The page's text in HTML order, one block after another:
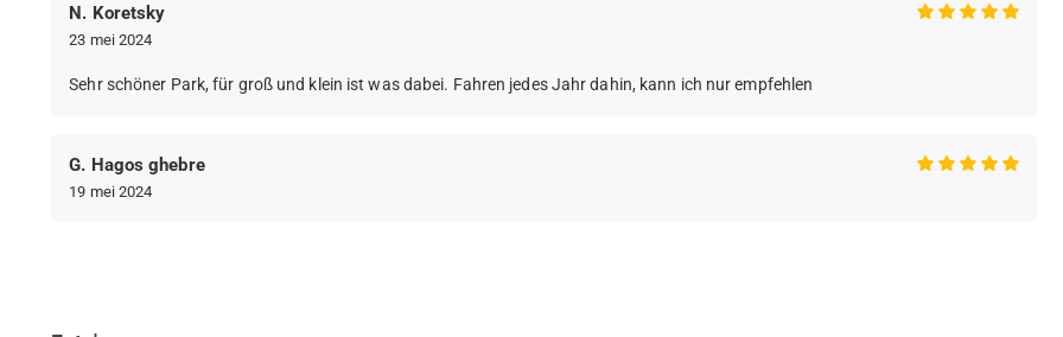
N. Koretsky
23 mei 2024
Sehr schöner Park, für groß und klein ist was dabei. Fahren jedes Jahr dahin, kann ich nur empfehlen
G. Hagos ghebre
19 mei 2024